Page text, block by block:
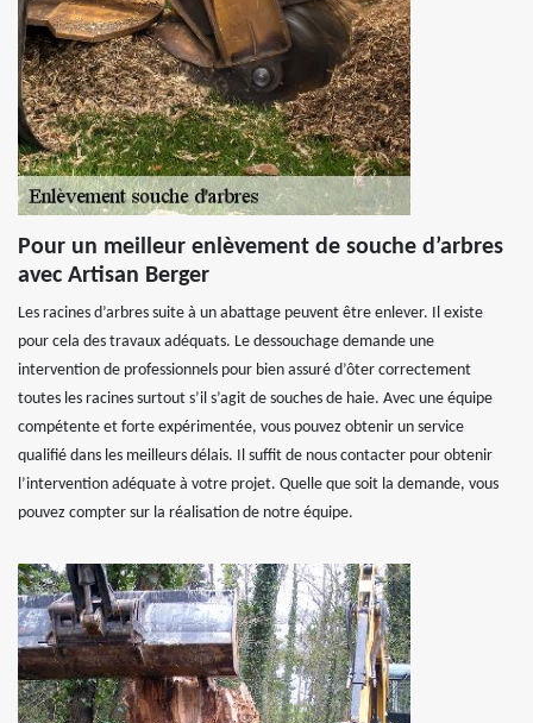
Pour un meilleur enlèvement de souche d’arbres
avec Artisan Berger
Les racines d’arbres suite à un abattage peuvent être enlever. Il existe
pour cela des travaux adéquats. Le dessouchage demande une
intervention de professionnels pour bien assuré d’ôter correctement
toutes les racines surtout s’il s’agit de souches de haie. Avec une équipe
compétente et forte expérimentée, vous pouvez obtenir un service
qualifié dans les meilleurs délais. Il suffit de nous contacter pour obtenir
l’intervention adéquate à votre projet. Quelle que soit la demande, vous
pouvez compter sur la réalisation de notre équipe.